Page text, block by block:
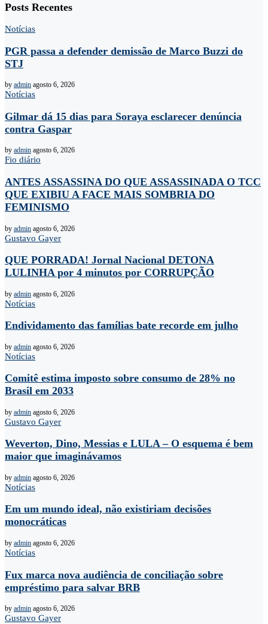
Posts Recentes
Notícias
PGR passa a defender demissão de Marco Buzzi do
STJ
by admin agosto 6, 2026
Notícias
Gilmar dá 15 dias para Soraya esclarecer denúncia
contra Gaspar
by admin agosto 6, 2026
Fio diário
ANTES ASSASSINA DO QUE ASSASSINADA O TCC
QUE EXIBIU A FACE MAIS SOMBRIA DO
FEMINISMO
by admin agosto 6, 2026
Gustavo Gayer
QUE PORRADA! Jornal Nacional DETONA
LULINHA por 4 minutos por CORRUPÇÃO
by admin agosto 6, 2026
Notícias
Endividamento das famílias bate recorde em julho
by admin agosto 6, 2026
Notícias
Comitê estima imposto sobre consumo de 28% no
Brasil em 2033
by admin agosto 6, 2026
Gustavo Gayer
Weverton, Dino, Messias e LULA – O esquema é bem
maior que imaginávamos
by admin agosto 6, 2026
Notícias
Em um mundo ideal, não existiriam decisões
monocráticas
by admin agosto 6, 2026
Notícias
Fux marca nova audiência de conciliação sobre
empréstimo para salvar BRB
by admin agosto 6, 2026
Gustavo Gayer